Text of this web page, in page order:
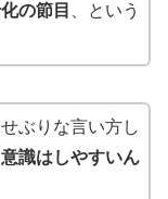
の節目
、という
ぶりな言い方し
識はしやすいん